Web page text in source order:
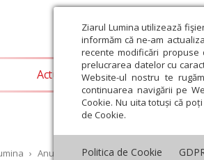
Ziarul Lumina utilizează
informăm că ne-am
recente modificări propuse
prelucrarea datelor cu
Website-ul nostru te
continuarea navigării pe
Cookie. Nu uita totuși că
de Cookie.
Politica de Cookie
Actualitate religioasă
› Anunțuri › Licitație la Parohia Plevna,